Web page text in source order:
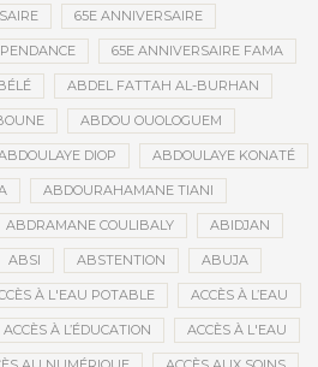
65E ANNIVERSAIRE
65E ANNIVERSAIRE FAMA
ABDEL FATTAH AL-BURHAN
ABDOU OUOLOGUEM
DIOP ABDOULAYE KONATÉ
ABDOURAHAMANE TIANI
ABDRAMANE COULIBALY ABIDJAN
ABSI ABSTENTION ABUJA
À L'EAU POTABLE ACCÈS À L’EAU
ACCÈS À L’ÉDUCATION ACCÈS À L'EAU